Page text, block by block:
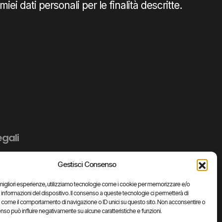
Gestisci Consenso
esperienze, utilizziamo tecnologie come i cookie per memorizzare e/o
del dispositivo. Il consenso a queste tecnologie ci permetterà di
il comportamento di navigazione o ID unici su questo sito. Non acconsentire o
può influire negativamente su alcune caratteristiche e funzioni.
dati personali per le finalità descritte.